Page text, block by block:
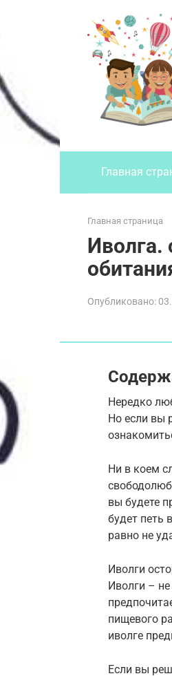
Главная
Главная страница
Иволга.
Опубликовано:
Нередко
Но если вы
Ни в коем
вы будете
будет петь
равно не
Иволги
Иволги –
пищевого
иволге
Если вы